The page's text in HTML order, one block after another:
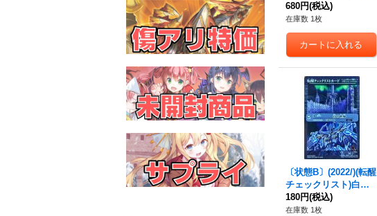
姫プリヘーリア/大氷
斧の姫君プリヘーリア
【-】{BS55-044}
《白》
680円(税込)
在庫数 1枚
〔状態B〕(2022/)(転醒
チェックリスト)白の
世界/白き機神【-】{B
S52-TX02}《白》
180円(税込)
在庫数 1枚